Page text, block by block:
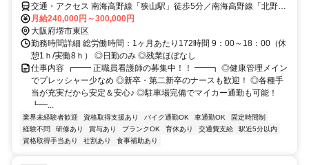
交通・アクセス 南海高野線「狭山駅」徒歩5分／南海高野線「北野田
駅」徒歩15分 ※車・バイク通勤OK
月給240,000円～300,000円
大阪府堺市東区
勤務時間詳細 総労働時間：1ヶ月あたり172時間 9：00～18：00（休
憩1ｈ/実働8ｈ） ◎日勤のみ ◎残業ほぼなし
仕事内容 ┏━━ 正職員看護師の募集中！！ ━━┓ ◎健康管理メイン
でプレッシャー少なめ ◎新卒・第二新卒のナースも歓迎！ ◎各種手
当が充実だから安定＆安心♪ ◎駐車場完備でマイカー通勤も可能！
┗━...
業界未経験者歓迎 資格取得支援あり バイク通勤OK 車通勤OK
固定時間制
経験不問
研修あり 賞与あり ブランクOK 育休あり 交通費支給
駅近5分以内
資格取得手当あり
社割あり 食事補助あり